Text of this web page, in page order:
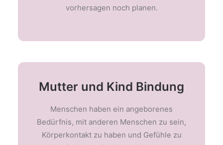
vorhersagen noch planen.
Mutter und Kind Bindung
Menschen haben ein angeborenes
Bedürfnis, mit anderen Menschen zu sein,
Körperkontakt zu haben und Gefühle zu